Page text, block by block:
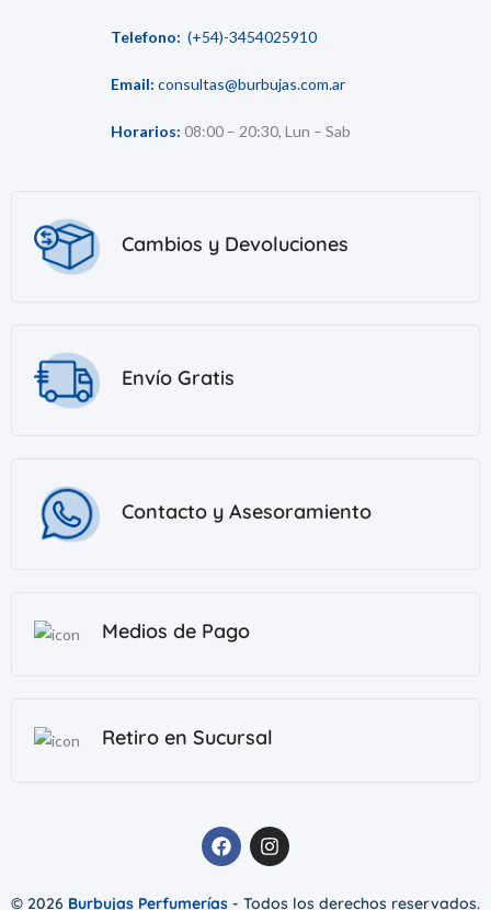
Telefono: (+54)-3454025910
Email: consultas@burbujas.com.ar
Horarios: 08:00 – 20:30, Lun – Sab
Cambios y Devoluciones
Envío Gratis
Contacto y Asesoramiento
Medios de Pago
Retiro en Sucursal
© 2026 Burbujas Perfumerías - Todos los derechos reservados.